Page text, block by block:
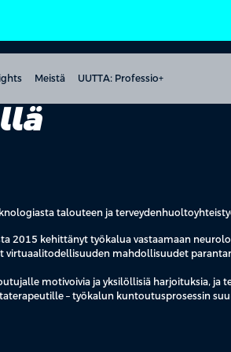
Meistä UUTTA: Professio+
talouteen ja
2015 kehittänyt työkalua vastaamaan
virtuaalitodellisuuden mahdollisuudet
motivoivia ja yksilöllisiä harjoituksia, ja
– työkalun kuntoutusprosessin